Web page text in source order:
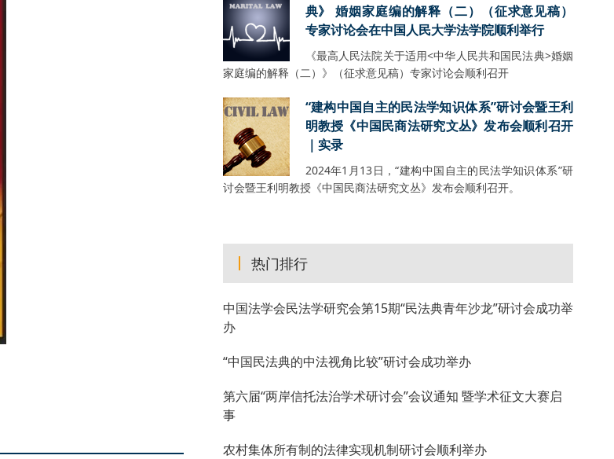
典》 婚姻家庭编的解释（二）（征求意见稿）
专家讨论会在中国人民大学法学院顺利举行
《最高人民法院关于适用<中华人民共和国民法典>婚姻
家庭编的解释（二）》（征求意见稿）专家讨论会顺利召开
“建构中国自主的民法学知识体系”研讨会暨王利
明教授《中国民商法研究文丛》发布会顺利召开
｜实录
2024年1月13日，“建构中国自主的民法学知识体系”研
讨会暨王利明教授《中国民商法研究文丛》发布会顺利召开。
热门排行
中国法学会民法学研究会第15期“民法典青年沙龙”研讨会成功举
办
“中国民法典的中法视角比较”研讨会成功举办
第六届“两岸信托法治学术研讨会”会议通知 暨学术征文大赛启
事
农村集体所有制的法律实现机制研讨会顺利举办